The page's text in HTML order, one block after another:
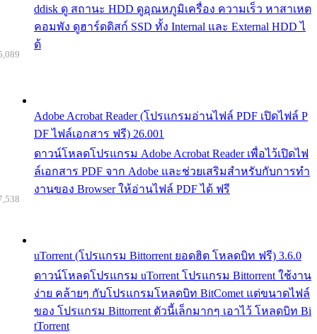
ddisk ดู สถานะ HDD ดูอุณหภูมิเครื่อง ความเร็ว หาสาเหต
คอมพัง ดูฮาร์ดดิสก์ SSD ทั้ง Internal และ External HDD ไ
ด้
Adobe Acrobat Reader (โปรแกรมอ่านไฟล์ PDF เปิดไฟล์ P
DF ไฟล์เอกสาร ฟรี) 26.001
ดาวน์โหลดโปรแกรม Adobe Acrobat Reader เพื่อไว้เปิดไฟ
ล์เอกสาร PDF จาก Adobe และช่วยเสริมสำหรับกับการทำ
งานของ Browser ให้อ่านไฟล์ PDF ได้ ฟรี
uTorrent (โปรแกรม Bittorrent ยอดฮิต โหลดบิท ฟรี) 3.6.0
ดาวน์โหลดโปรแกรม uTorrent โปรแกรม Bittorrent ใช้งาน
ง่าย คล้ายๆ กับโปรแกรมโหลดบิท BitComet แต่ขนาดไฟล์
ของ โปรแกรม Bittorrent ตัวนี้เล็กมากๆ เอาไว้ โหลดบิท Bi
tTorrent